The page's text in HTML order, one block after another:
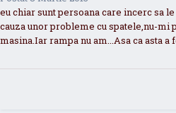
eu chiar sunt persoana care incerc sa
cauza unor probleme cu spatele,nu-mi
masina.Iar rampa nu am...Asa ca asta a